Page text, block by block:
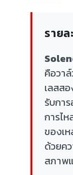
ราย
คือวา
เลสส
รับกา
การไ
ของเ
ด้วยค
สภาพ